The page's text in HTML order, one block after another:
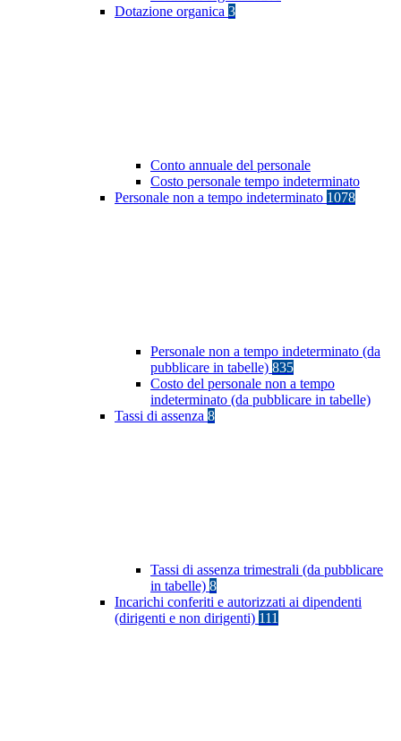
Dotazione organica 3
Conto annuale del personale
Costo personale tempo indeterminato
Personale non a tempo indeterminato 1078
Personale non a tempo indeterminato (da
pubblicare in tabelle) 835
Costo del personale non a tempo
indeterminato (da pubblicare in tabelle)
Tassi di assenza 8
Tassi di assenza trimestrali (da pubblicare
in tabelle) 8
Incarichi conferiti e autorizzati ai dipendenti
(dirigenti e non dirigenti) 111